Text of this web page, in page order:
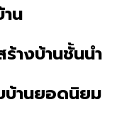
น
างบ้านชั้นนำ
บ้านยอดนิยม